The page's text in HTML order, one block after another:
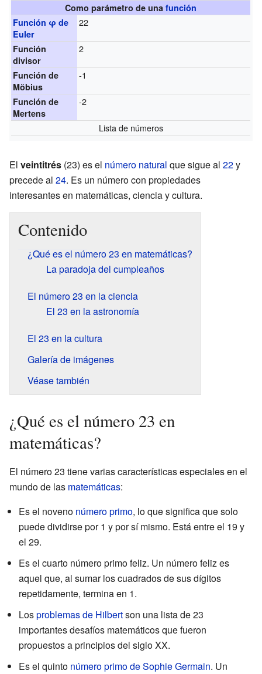
Como parámetro de unafunción
Función φ de
Euler
22
Función
divisor
2
Función de
Möbius
-1
Función de
Mertens
-2
Lista de números
El veintitrés (23) es el número natural que sigue al 22y
precede al 24. Es un número con propiedades
interesantes en matemáticas, ciencia y cultura.
Contenido
¿Qué es el número 23 en matemáticas?
La paradoja del cumpleaños
El número 23 en la ciencia
El 23 en la astronomía
El 23 en la cultura
Galería de imágenes
Véase también
¿Qué es el número 23 en
matemáticas?
El número 23 tiene varias características especiales en el
mundo de las matemáticas:
Es el noveno número primo, lo que significa que solo
puede dividirse por 1 y por sí mismo. Está entre el 19 y
el 29.
Es el cuarto número primo feliz. Un número feliz es
aquel que, al sumar los cuadrados de sus dígitos
repetidamente, termina en 1.
Losproblemas de Hilbertson una lista de 23
importantes desafíos matemáticos que fueron
propuestos a principios del siglo XX.
Es el quinto número primo de Sophie Germain. Un